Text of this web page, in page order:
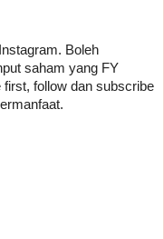
Boleh
saham yang FY
follow dan subscribe